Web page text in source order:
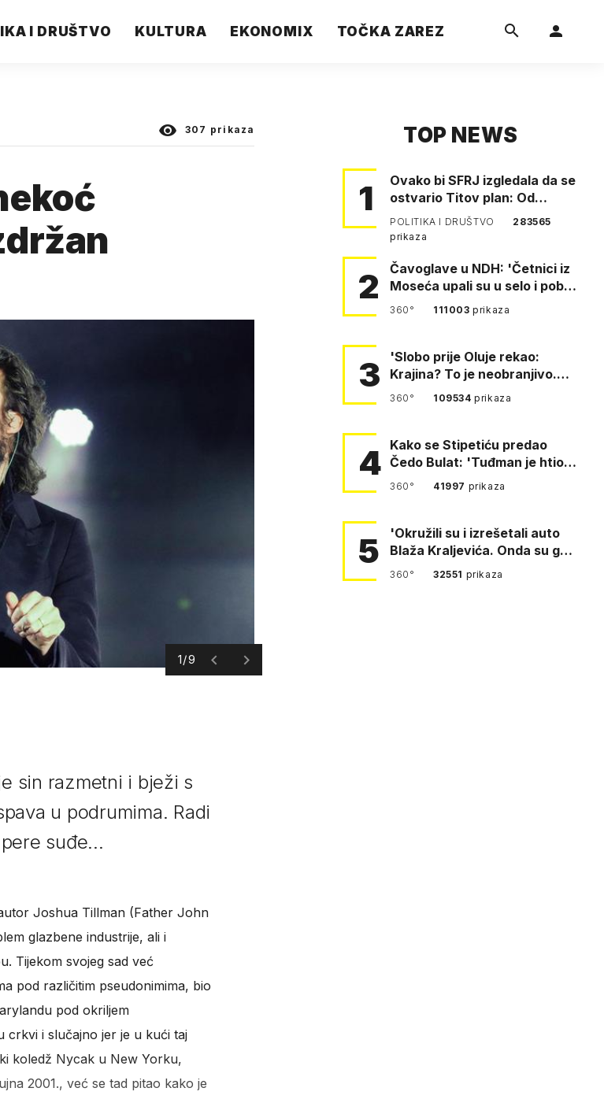
I DRUŠTVO KULTURA EKONOMIX TOČKA ZAREZ
307 prikaza
1/9
sin razmetni i bježi s
u podrumima. Radi
suđe...
Joshua Tillman (Father John
glazbene industrije, ali i
Tijekom svojeg sad već
pod različitim pseudonimima, bio
pod okriljem
crkvi i slučajno jer je u kući taj
koledž Nycak u New Yorku,
2001., već se tad pitao kako je
TOP NEWS
1
Ovako bi SFRJ izgledala da se
ostvario Titov plan: Od
Klagenfurta do Istanbula!
POLITIKA I DRUŠTVO
283565
prikaza
2
Čavoglave u NDH: 'Četnici iz
Moseća upali su u selo i pobili
obitelj Perković'
360° 111003prikaza
3
'Slobo prije Oluje rekao:
Krajina? To je neobranjivo.
Tuđmana zvao Krivousti'
360° 109534prikaza
4 Kako se Stipetiću predao
Čedo Bulat: 'Tuđman je htio
da se prerušim u ženu'
360° 41997 prikaza
5
'Okružili su i izrešetali auto
Blaža Kraljevića. Onda su ga
vukli po cesti'
360° 32551 prikaza